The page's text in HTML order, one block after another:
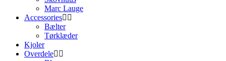
Marc Lauge
Accessories
Bælter
Tørklæder
Kjoler
Overdele